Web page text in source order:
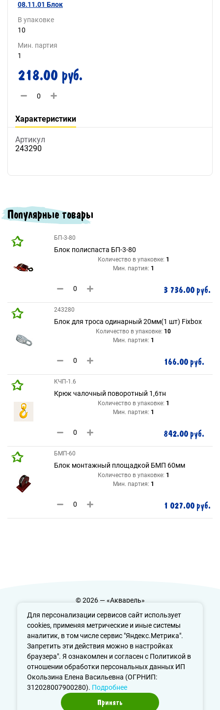
Для персонализации сервисов сайт использует
cookies, применяя метрические и иные системы
аналитик, в том числе сервис "Яндекс.Метрика".
Запретить эти действия можно в настройках
браузера". Я ознакомлен и согласен с Политикой в
отношении обработки персональных данных ИП
Окользина Елена Васильевна (ОГРНИП:
312028007900280). Подробнее
Принять
08.11.01 Блок
В упаковке
10
Мин. партия
1
218.00 руб.
Характеристики
Артикул
243290
Популярные товары
БП-3-80
Блок полиспаста БП-3-80
Количество в упаковке: 1
Мин. партия: 1
3 736.00 руб.
243280
Блок для троса одинарный 20мм(1 шт) Fixbox
Количество в упаковке: 10
Мин. партия: 1
166.00 руб.
КЧП-1.6
Крюк чалочный поворотный 1,6тн
Количество в упаковке: 1
Мин. партия: 1
842.00 руб.
БМП-60
Блок монтажный площадкой БМП 60мм
Количество в упаковке: 1
Мин. партия: 1
1 027.00 руб.
© 2026 — «Акварель»
Политика конфиденциальности